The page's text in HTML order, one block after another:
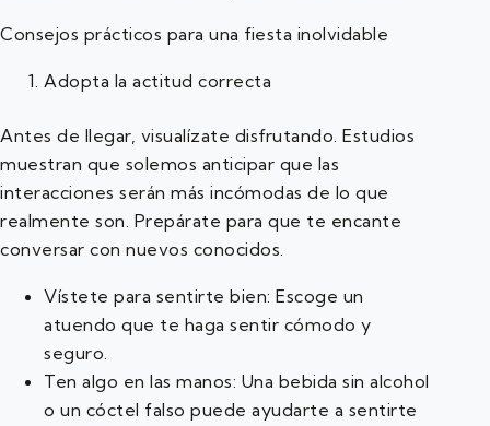
Consejos prácticos para una fiesta inolvidable
Adopta la actitud correcta
Antes de llegar, visualízate disfrutando. Estudios
muestran que solemos anticipar que las
interacciones serán más incómodas de lo que
realmente son. Prepárate para que te encante
conversar con nuevos conocidos.
Vístete para sentirte bien: Escoge un
atuendo que te haga sentir cómodo y
seguro.
Ten algo en las manos: Una bebida sin alcohol
o un cóctel falso puede ayudarte a sentirte